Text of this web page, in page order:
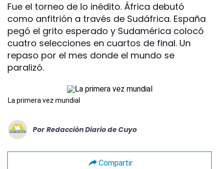
Fue el torneo de lo inédito. África debutó
como anfitrión a través de Sudáfrica. España
pegó el grito esperado y Sudamérica colocó
cuatro selecciones en cuartos de final. Un
repaso por el mes donde el mundo se
paralizó.
La primera vez mundial
Por Redacción Diario de Cuyo
Compartir